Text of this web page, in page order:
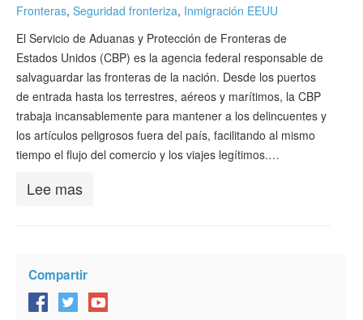
Fronteras, Seguridad fronteriza, Inmigración EEUU
El Servicio de Aduanas y Protección de Fronteras de
Estados Unidos (CBP) es la agencia federal responsable de
salvaguardar las fronteras de la nación. Desde los puertos
de entrada hasta los terrestres, aéreos y marítimos, la CBP
trabaja incansablemente para mantener a los delincuentes y
los artículos peligrosos fuera del país, facilitando al mismo
tiempo el flujo del comercio y los viajes legítimos.…
Lee mas
Compartir